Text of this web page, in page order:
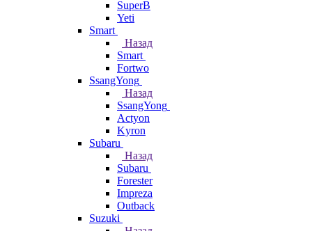
SuperB
Yeti
Smart
Назад
Smart
Fortwo
SsangYong
Назад
SsangYong
Actyon
Kyron
Subaru
Назад
Subaru
Forester
Impreza
Outback
Suzuki